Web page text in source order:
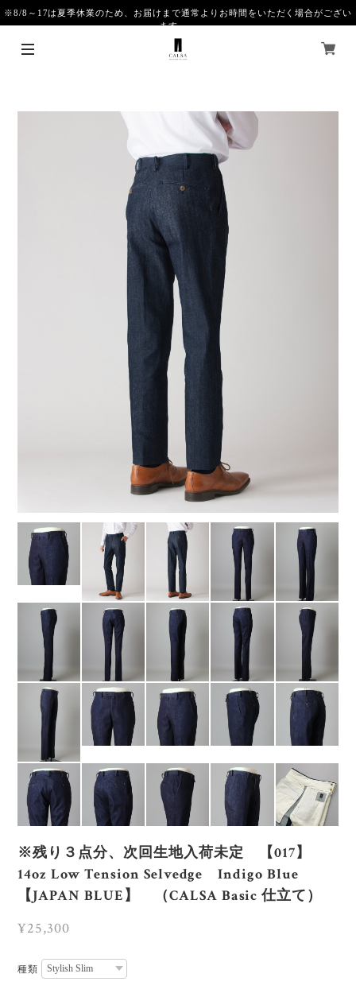
※8/8～17は夏季休業のため、お届けまで通常よりお時間をいただく場合がござい
ます。
※残り３点分、次回生地入荷未定 【017】
14oz Low Tension Selvedge Indigo Blue
【JAPAN BLUE】 （CALSA Basic 仕立て）
¥25,300
種類